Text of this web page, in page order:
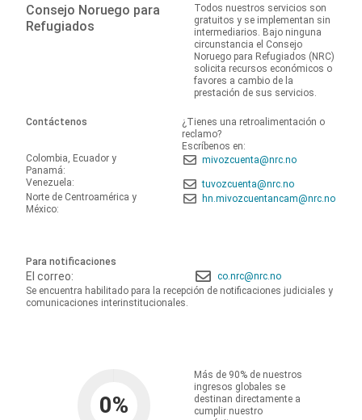
Consejo Noruego para
Refugiados
Todos nuestros servicios son
gratuitos y se implementan sin
intermediarios. Bajo ninguna
circunstancia el Consejo
Noruego para Refugiados (NRC)
solicita recursos económicos o
favores a cambio de la
prestación de sus servicios.
Contáctenos
¿Tienes una retroalimentación o
reclamo?
Escríbenos en:
Colombia, Ecuador y
Panamá:
mivozcuenta@nrc.no
Venezuela:
tuvozcuenta@nrc.no
Norte de Centroamérica y
México:
hn.mivozcuentancam@nrc.no
Para notificaciones
El correo:
co.nrc@nrc.no
Se encuentra habilitado para la recepción de notificaciones judiciales y
comunicaciones interinstitucionales.
0%
Más de 90% de nuestros
ingresos globales se
destinan directamente a
cumplir nuestro